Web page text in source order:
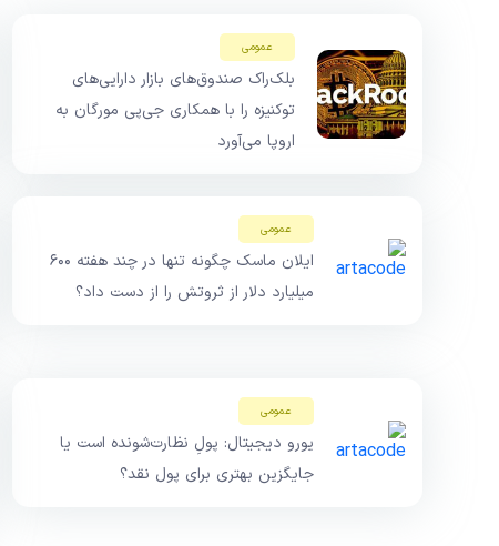
عمومی
بلک‌راک صندوق‌های بازار دارایی‌های
توکنیزه را با همکاری جی‌پی مورگان به
اروپا می‌آورد
عمومی
ایلان ماسک چگونه تنها در چند هفته ۶۰۰
میلیارد دلار از ثروتش را از دست داد؟
عمومی
یورو دیجیتال: پولِ نظارت‌شونده است یا
جایگزین بهتری برای پول نقد؟